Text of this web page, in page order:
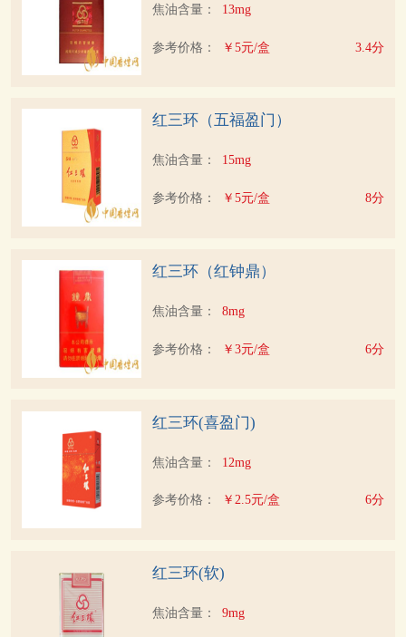
焦油含量： 13mg
参考价格： ￥5元/盒 3.4分
红三环（五福盈门）
焦油含量： 15mg
参考价格： ￥5元/盒 8分
红三环（红钟鼎）
焦油含量： 8mg
参考价格： ￥3元/盒 6分
红三环(喜盈门)
焦油含量： 12mg
参考价格： ￥2.5元/盒 6分
红三环(软)
焦油含量： 9mg